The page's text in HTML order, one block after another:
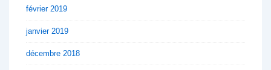
février 2019
janvier 2019
décembre 2018